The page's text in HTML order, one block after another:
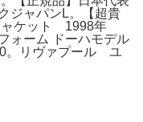
ジャパンL。【超貴
ャケット 1998年
ォーム ドーハモデル
。リヴァプール ユ